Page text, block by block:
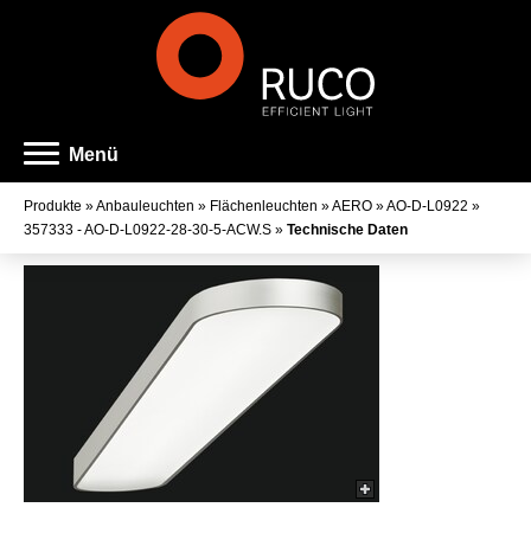
Menü
Produkte »Anbauleuchten » Flächenleuchten »AERO »AO-D-L0922 »
357333 - AO-D-L0922-28-30-5-ACW.S » Technische Daten